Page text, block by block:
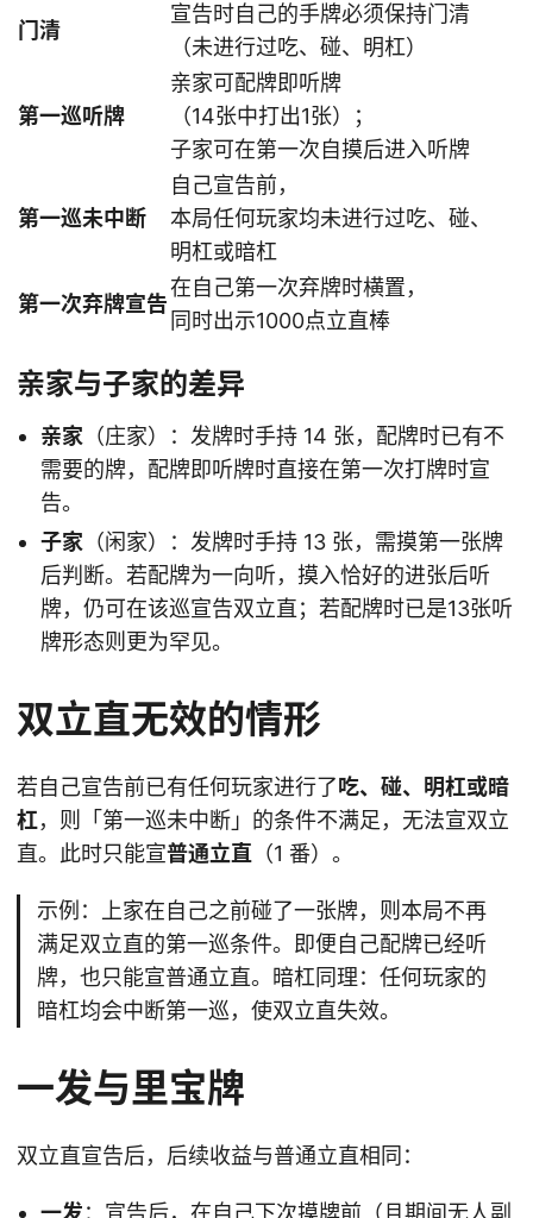
门清
宣告时自己的手牌必须保持门清
（未进行过吃、碰、明杠）
第一巡听牌
亲家可配牌即听牌
（14张中打出1张）；
子家可在第一次自摸后进入听牌
第一巡未中断
自己宣告前，
本局任何玩家均未进行过吃、碰、
明杠或暗杠
第一次弃牌宣告
在自己第一次弃牌时横置，
同时出示1000点立直棒
亲家与子家的差异
亲家 （庄家）：发牌时手持 14 张，配牌时已有不
需要的牌，配牌即听牌时直接在第一次打牌时宣
告。
子家 （闲家）：发牌时手持 13 张，需摸第一张牌
后判断。若配牌为一向听，摸入恰好的进张后听
牌，仍可在该巡宣告双立直；若配牌时已是13张听
牌形态则更为罕见。
双立直无效的情形
若自己宣告前已有任何玩家进行了吃、碰、明杠或暗
杠，则「第一巡未中断」的条件不满足，无法宣双立
直。此时只能宣普通立直 （1 番）。
示例：上家在自己之前碰了一张牌，则本局不再
满足双立直的第一巡条件。即便自己配牌已经听
牌，也只能宣普通立直。暗杠同理：任何玩家的
暗杠均会中断第一巡，使双立直失效。
一发与里宝牌
双立直宣告后，后续收益与普通立直相同：